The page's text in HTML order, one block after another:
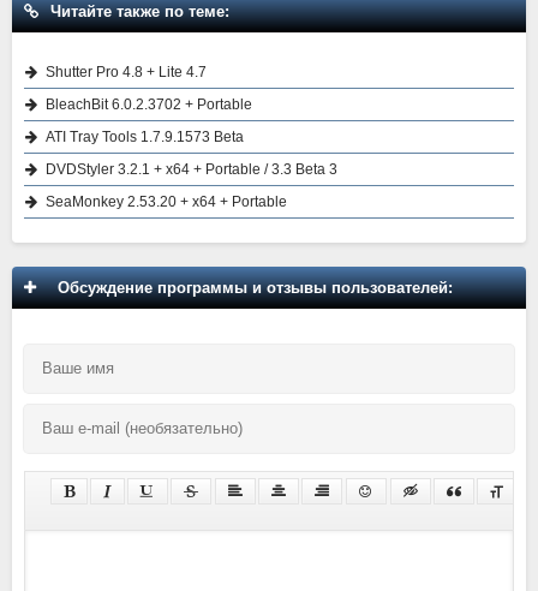
Читайте также по теме:
Shutter Pro 4.8 + Lite 4.7
BleachBit 6.0.2.3702 + Portable
ATI Tray Tools 1.7.9.1573 Beta
DVDStyler 3.2.1 + x64 + Portable / 3.3 Beta 3
SeaMonkey 2.53.20 + x64 + Portable
Обсуждение программы и отзывы пользователей: